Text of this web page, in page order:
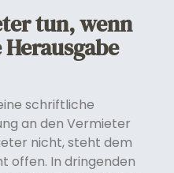
tun, wenn
schriftliche
an den Vermieter
nicht, steht dem
offen. In dringenden